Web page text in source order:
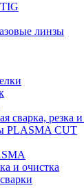
линзы
сварка, резка
PLASMA CUT
и очистка